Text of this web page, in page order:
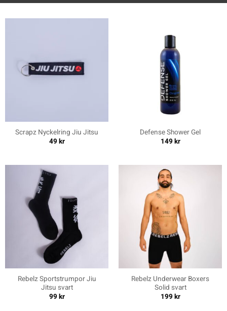
Scrapz Nyckelring Jiu Jitsu
49kr
Defense Shower Gel
149kr
Rebelz Sportstrumpor Jiu
Jitsu svart
99kr
Rebelz Underwear Boxers
Solid svart
199kr